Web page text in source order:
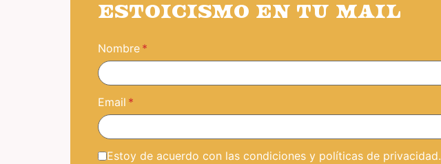
ESTOICISMO EN TU MAIL
Nombre
Email
Estoy de acuerdo con las condiciones y políticas de privacidad.